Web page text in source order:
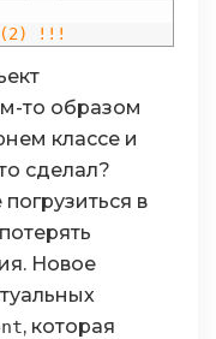
(2) !!!
то образом
классе и
сделал?
в
Новое
, которая